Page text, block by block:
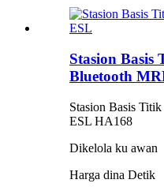
Stasion Basis
Bluetooth
Stasion Basis
ESL HA168
Dikelola ku awan
Harga dina Detik